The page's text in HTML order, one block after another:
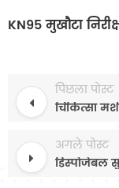
KN95 मुखौटा
पिछला पोस्ट
चिकित्सा
अगले पोस्ट
डिस्पोजेबल